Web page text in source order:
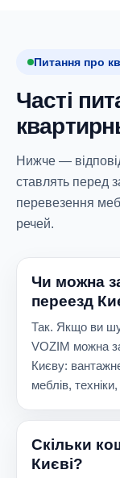
Питання про
Часті
Нижче —
ставлять перед
перевезення
речей.
Чи можна
переезд
Так. Якщо ви
VOZIM можна
Києву:
меблів,
Скільки
Києві?